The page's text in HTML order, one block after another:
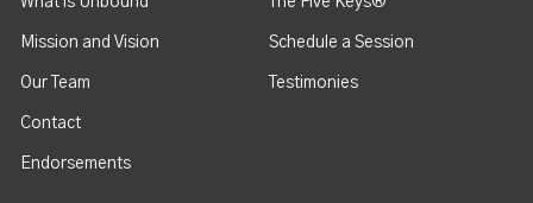
Mission and Vision
Our Team
Contact
Endorsements
Schedule a Session
Testimonies